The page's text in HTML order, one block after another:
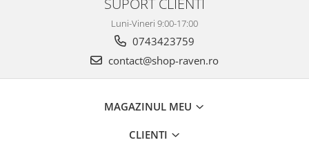
Luni-Vineri 9:00-17:00
0743423759
contact@shop-raven.ro
MAGAZINUL MEU
CLIENTI